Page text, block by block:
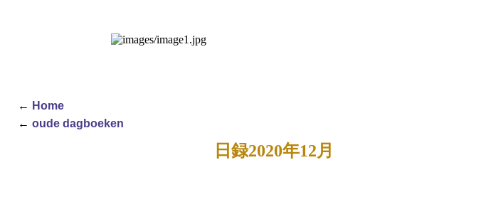
← Home
← oude dagboeken
日録2020年12月